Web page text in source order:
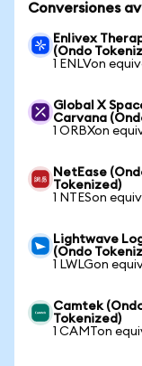
Conversiones
Enlivex
(Ondo
1 ENLVon
Global X
Carvana
1 ORBXon
NetEase
Tokenized)
1 NTESon
Lightwave
(Ondo
1 LWLGon
Camtek
Tokenized)
1 CAMTon